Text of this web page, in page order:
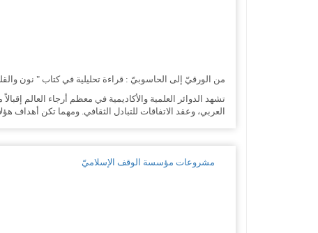
من الورقيّ إلى الحاسوبيّ : قراءة تحليلية في كتاب " نون
تشهد الدوائر العلمية والأكاديمية في معظم أرجاء العالم
العربي، وعقد الاتفاقات للتبادل الثقافي. ومهما تكن أهداف
مشروعات مؤسسة الوقف الإسلاميّ